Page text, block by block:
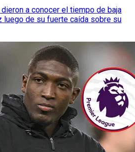
a conocer el tiempo de baja
luego de su fuerte caída sobre su